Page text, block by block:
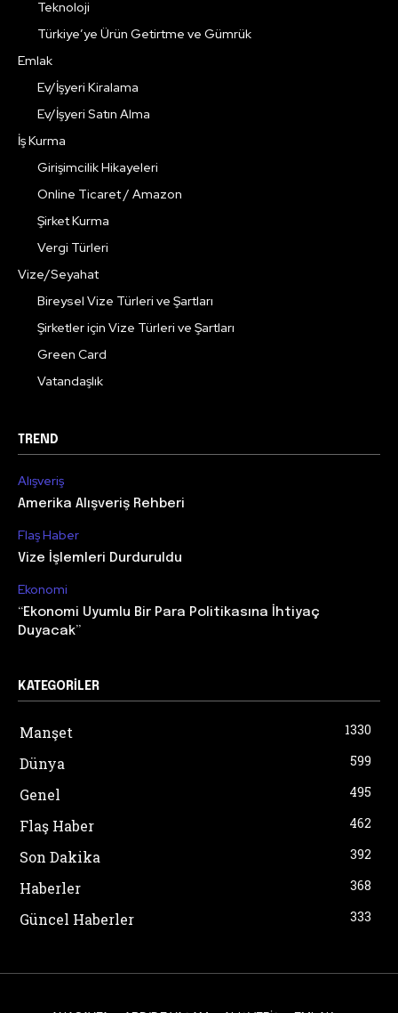
Teknoloji
Türkiye’ye Ürün Getirtme ve Gümrük
Emlak
Ev/İşyeri Kiralama
Ev/İşyeri Satın Alma
İş Kurma
Girişimcilik Hikayeleri
Online Ticaret / Amazon
Şirket Kurma
Vergi Türleri
Vize/Seyahat
Bireysel Vize Türleri ve Şartları
Şirketler için Vize Türleri ve Şartları
Green Card
Vatandaşlık
TREND
Alışveriş
Amerika Alışveriş Rehberi
Flaş Haber
Vize İşlemleri Durduruldu
Ekonomi
“Ekonomi Uyumlu Bir Para Politikasına İhtiyaç
Duyacak”
KATEGORILER
Manşet 1330
Dünya 599
Genel 495
Flaş Haber 462
Son Dakika 392
Haberler 368
Güncel Haberler 333